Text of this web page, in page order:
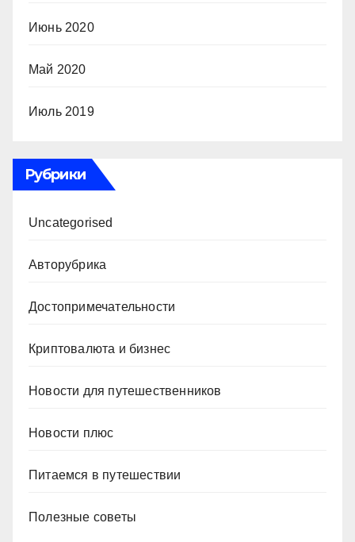
Июнь 2020
Май 2020
Июль 2019
Рубрики
Uncategorised
Авторубрика
Достопримечательности
Криптовалюта и бизнес
Новости для путешественников
Новости плюс
Питаемся в путешествии
Полезные советы